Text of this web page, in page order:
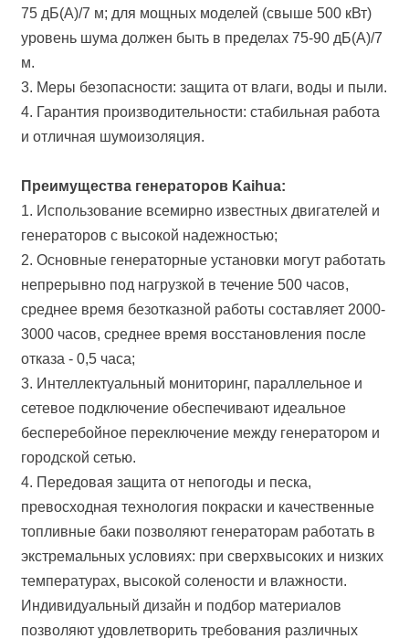
75 дБ(А)/7 м; для мощных моделей (свыше 500 кВт)
уровень шума должен быть в пределах 75-90 дБ(А)/7
м.
3. Меры безопасности: защита от влаги, воды и пыли.
4. Гарантия производительности: стабильная работа
и отличная шумоизоляция.
Преимущества генераторов Kaihua:
1. Использование всемирно известных двигателей и
генераторов с высокой надежностью;
2. Основные генераторные установки могут работать
непрерывно под нагрузкой в течение 500 часов,
среднее время безотказной работы составляет 2000-
3000 часов, среднее время восстановления после
отказа - 0,5 часа;
3. Интеллектуальный мониторинг, параллельное и
сетевое подключение обеспечивают идеальное
бесперебойное переключение между генератором и
городской сетью.
4. Передовая защита от непогоды и песка,
превосходная технология покраски и качественные
топливные баки позволяют генераторам работать в
экстремальных условиях: при сверхвысоких и низких
температурах, высокой солености и влажности.
Индивидуальный дизайн и подбор материалов
позволяют удовлетворить требования различных